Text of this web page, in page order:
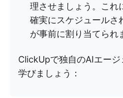
理させましょう。これ
確実にスケジュールさ
が事前に割り当てられ
ClickUpで独自のAIエー
学びましょう：